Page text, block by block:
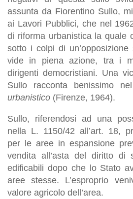
assunta da Fiorentino Sullo,
ai Lavori Pubblici, che nel
di riforma urbanistica la quale
sotto i colpi di
vide in piena azione, tra i
dirigenti democristiani. Una
Sullo racconta benissimo
urbanistico (Firenze, 1964).
Sullo, riferendosi ad una
nella L. 1150/42 all’art. 18,
per le aree in espansione
vendita all’asta del diritto di
edificabili dopo che lo Stato
aree stesse. L’esproprio
valore agricolo dell’area.